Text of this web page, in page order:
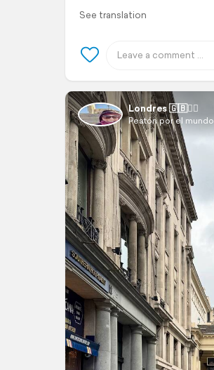
See translation
Londres 🇬🇧💂‍♀️
Peatón por el mundo